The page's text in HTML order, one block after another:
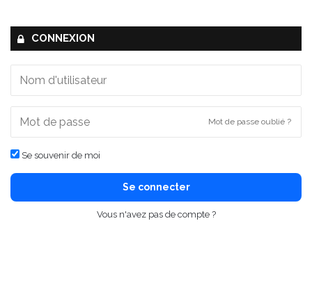
CONNEXION
Mot de passe oublié ?
Se souvenir de moi
Se connecter
Vous n'avez pas de compte ?